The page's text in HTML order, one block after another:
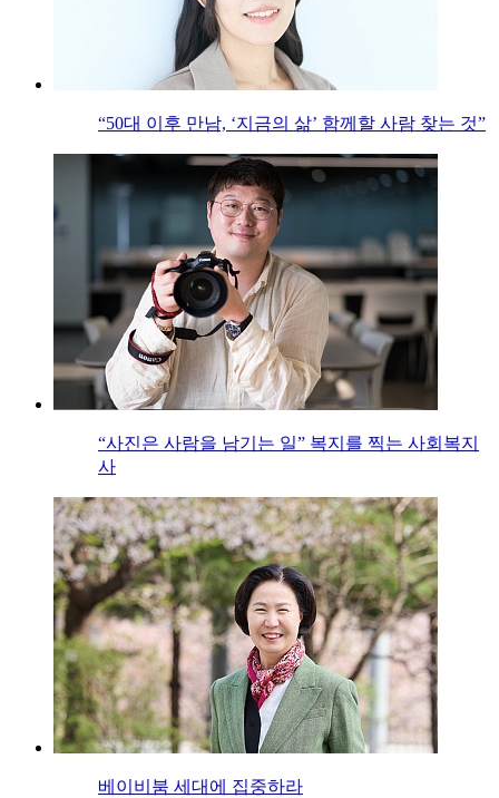
“50대 이후 만남, ‘지금의 삶’ 함께할 사람 찾는 것”
“사진은 사람을 남기는 일” 복지를 찍는 사회복지
사
베이비붐 세대에 집중하라